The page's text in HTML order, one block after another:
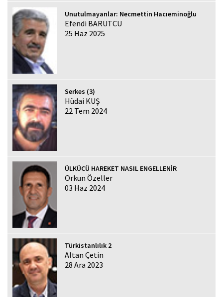
Unutulmayanlar: Necmettin Hacıeminoğlu
Efendi BARUTCU
25 Haz 2025
Serkes (3)
Hüdai KUŞ
22 Tem 2024
ÜLKÜCÜ HAREKET NASIL ENGELLENİR
Orkun Özeller
03 Haz 2024
Türkistanlılık 2
Altan Çetin
28 Ara 2023